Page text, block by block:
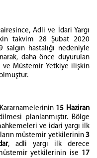
Adli ve İdari Yargı
takvim 28 Şubat 2020
hastalığı nedeniyle
daha önce duyurulan
ve Müstemir Yetkiye ilişkin
15 Haziran
planlanmıştır. Bölge
ve idari yargı ilk
müstemir yetkilerinin 3
, adli yargı ilk derece
yetkilerinin ise 17